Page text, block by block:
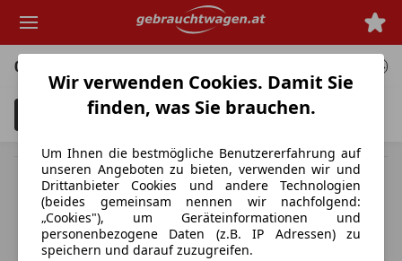
Hauptinhalt
springen
0 Angebote
3 Unfallfahrzeuge anzeigen
MwSt. ausweisbar
Herstellerangabe für Neufahrzeuge. Je nach Kilometerstand,
Fahrverhalten, Batteriealter und Ladeverhalten kann die elektrische
Reichweite bei Gebrauchtwagen deutlich abweichen.
Wir verwenden Cookies. Damit Sie
finden, was Sie brauchen.
Um Ihnen die bestmögliche Benutzererfahrung auf
unseren Angeboten zu bieten, verwenden wir und
Drittanbieter Cookies und andere Technologien
(beides gemeinsam nennen wir nachfolgend:
„Cookies"), um Geräteinformationen und
personenbezogene Daten (z.B. IP Adressen) zu
speichern und darauf zuzugreifen.